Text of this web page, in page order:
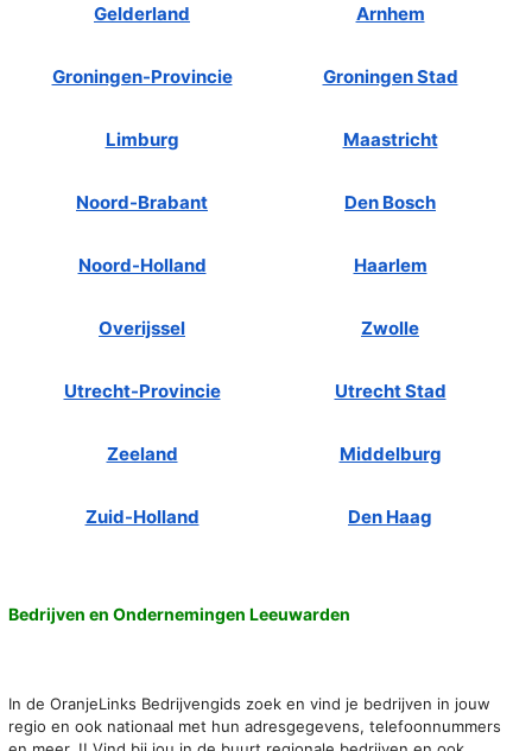
Gelderland Arnhem
Groningen-Provincie Groningen Stad
Limburg Maastricht
Noord-Brabant Den Bosch
Noord-Holland Haarlem
Overijssel Zwolle
Utrecht-Provincie Utrecht Stad
Zeeland Middelburg
Zuid-Holland Den Haag
Bedrijven en Ondernemingen Leeuwarden
In de OranjeLinks Bedrijvengids zoek en vind je bedrijven in jouw
regio en ook nationaal met hun adresgegevens, telefoonnummers